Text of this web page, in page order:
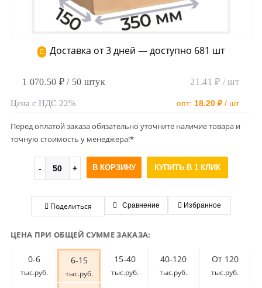
Доставка от 3 дней — доступно 681 шт
1 070.50 ₽ / 50 штук 21.41 ₽ / шт
Цена с НДС 22% опт: 18.20 ₽/ шт
Перед оплатой заказа обязательно уточните наличие товара и
точную стоимость у менеджера!*
В КОРЗИНУ КУПИТЬ В 1 КЛИК
Поделиться Сравнение Избранное
ЦЕНА ПРИ ОБЩЕЙ СУММЕ ЗАКАЗА:
0-6
тыс.руб.
6-15
тыс.руб.
15-40
тыс.руб.
40-120
тыс.руб.
От 120
тыс.руб.